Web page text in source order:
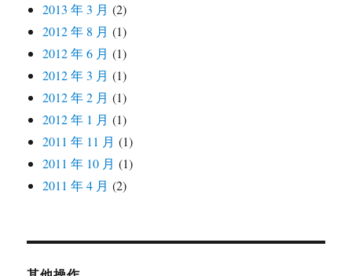
2013 年 3 月 (2)
2012 年 8 月 (1)
2012 年 6 月 (1)
2012 年 3 月 (1)
2012 年 2 月 (1)
2012 年 1 月 (1)
2011 年 11 月 (1)
2011 年 10 月 (1)
2011 年 4 月 (2)